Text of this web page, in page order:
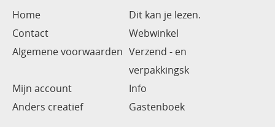
Home
Dit kan je lezen.
Contact
Webwinkel
Algemene voorwaarden Verzend - en
verpakkingsk
Mijn account
Info
Anders creatief
Gastenboek